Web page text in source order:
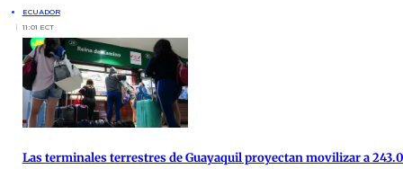
ECUADOR
11:01 ECT
Las terminales terrestres de Guayaquil proyectan movilizar a